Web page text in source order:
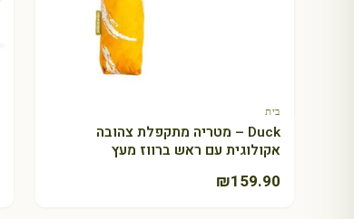
מחירים:
עד
בית
Duck – מטריה מתקפלת צהובה
אקולוגית עם ראש ברווז מעץ
₪159.90